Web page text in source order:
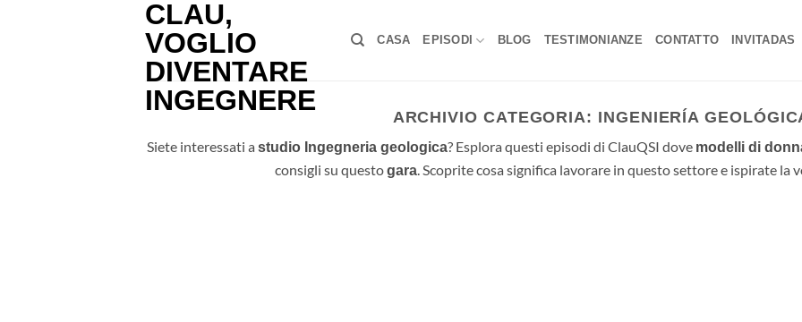
CASA EPISODI BLOG TESTIMONIANZE CONTATTO INVITADAS
ARCHIVIO CATEGORIA: INGENIERÍA
Siete interessati a studio Ingegneria geologica? Esplora questi episodi di ClauQSI dove modelli di
consigli su questogara. Scoprite cosa significa lavorare in questo settore e ispirate la